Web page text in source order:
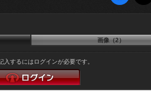
画像（2）
入するにはログインが必要です。